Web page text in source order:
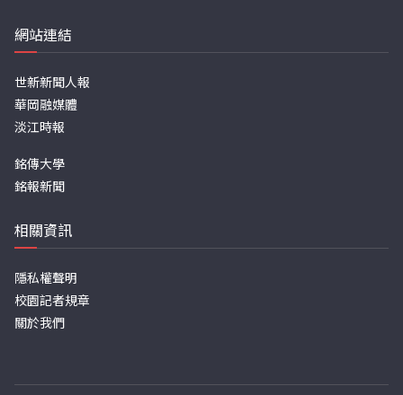
網站連結
世新新聞人報
華岡融媒體
淡江時報
銘傳大學
銘報新聞
相關資訊
隱私權聲明
校園記者規章
關於我們